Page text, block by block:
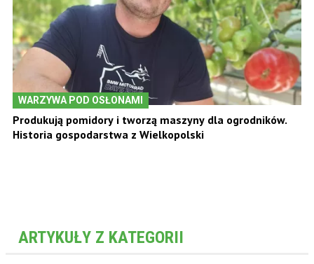
WARZYWA POD OSŁONAMI
Produkują pomidory i tworzą maszyny dla ogrodników.
Historia gospodarstwa z Wielkopolski
ARTYKUŁY Z KATEGORII